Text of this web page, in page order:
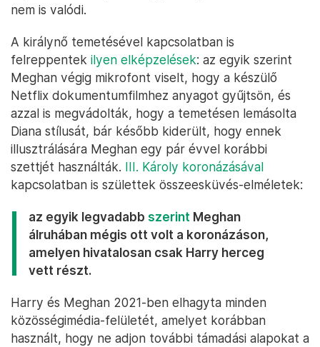
nem is valódi.
A királynő temetésével kapcsolatban is
felreppentek ilyen elképzelések: az egyik szerint
Meghan végig mikrofont viselt, hogy a készülő
Netflix dokumentumfilmhez anyagot gyűjtsön, és
azzal is megvádolták, hogy a temetésen lemásolta
Diana stílusát, bár később kiderült, hogy ennek
illusztrálására Meghan egy pár évvel korábbi
szettjét használták. III. Károly koronázásával
kapcsolatban is születtek összeesküvés-elméletek:
az egyik legvadabb szerint Meghan
álruhában mégis ott volt a koronázáson,
amelyen hivatalosan csak Harry herceg
vett részt.
Harry és Meghan 2021-ben elhagyta minden
közösségimédia-felületét, amelyet korábban
használt, hogy ne adjon további támadási alapokat a